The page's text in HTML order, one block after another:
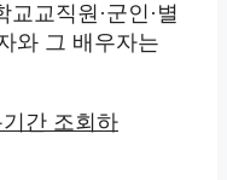
교직원·군인·별
와 그 배우자는
간 조회하